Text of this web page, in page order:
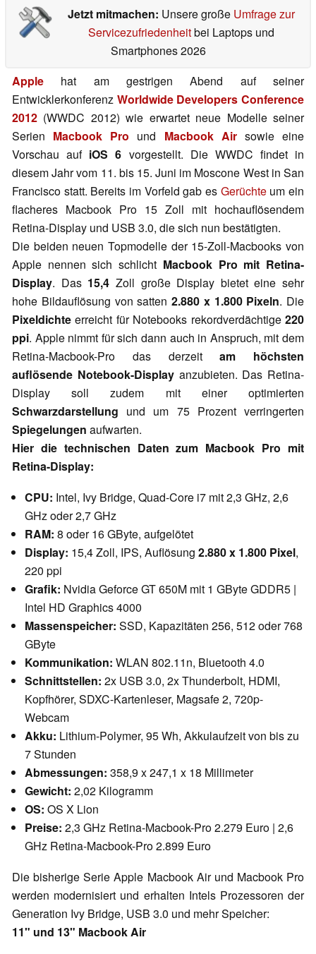
Jetzt mitmachen: Unsere große Umfrage zur
Servicezufriedenheitbei Laptops und
Smartphones 2026
Apple hat am gestrigen Abend auf seiner
Entwicklerkonferenz Worldwide Developers Conference
2012 (WWDC 2012) wie erwartet neue Modelle seiner
Serien Macbook Pro und Macbook Airsowie eine
Vorschau auf iOS 6 vorgestellt. Die WWDC findet in
diesem Jahr vom 11. bis 15. Juni im Moscone West in San
Francisco statt. Bereits im Vorfeld gab es Gerüchteum ein
flacheres Macbook Pro 15 Zoll mit hochauflösendem
Retina-Display und USB 3.0, die sich nun bestätigten.
Die beiden neuen Topmodelle der 15-Zoll-Macbooks von
Apple nennen sich schlicht Macbook Pro mit Retina-
Display. Das 15,4 Zoll große Display bietet eine sehr
hohe Bildauflösung von satten 2.880 x 1.800 Pixeln. Die
Pixeldichte erreicht für Notebooks rekordverdächtige 220
ppi. Apple nimmt für sich dann auch in Anspruch, mit dem
Retina-Macbook-Pro das derzeitam höchsten
auflösende Notebook-Displayanzubieten. Das Retina-
Display soll zudem mit einer optimierten
Schwarzdarstellung und um 75 Prozent verringerten
Spiegelungen aufwarten.
Hier die technischen Daten zum Macbook Pro mit
Retina-Display:
CPU: Intel, Ivy Bridge, Quad-Core i7 mit 2,3 GHz, 2,6
GHz oder 2,7 GHz
RAM: 8 oder 16 GByte, aufgelötet
Display: 15,4 Zoll, IPS, Auflösung 2.880 x 1.800 Pixel,
220 ppi
Grafik: Nvidia Geforce GT 650M mit 1 GByte GDDR5 |
Intel HD Graphics 4000
Massenspeicher: SSD, Kapazitäten 256, 512 oder 768
GByte
Kommunikation: WLAN 802.11n, Bluetooth 4.0
Schnittstellen: 2x USB 3.0, 2x Thunderbolt, HDMI,
Kopfhörer, SDXC-Kartenleser, Magsafe 2, 720p-
Webcam
Akku: Lithium-Polymer, 95 Wh, Akkulaufzeit von bis zu
7 Stunden
Abmessungen: 358,9 x 247,1 x 18 Millimeter
Gewicht: 2,02 Kilogramm
OS: OS X Lion
Preise: 2,3 GHz Retina-Macbook-Pro 2.279 Euro | 2,6
GHz Retina-Macbook-Pro 2.899 Euro
Die bisherige Serie Apple Macbook Air und Macbook Pro
werden modernisiert und erhalten Intels Prozessoren der
Generation Ivy Bridge, USB 3.0 und mehr Speicher:
11" und 13" Macbook Air